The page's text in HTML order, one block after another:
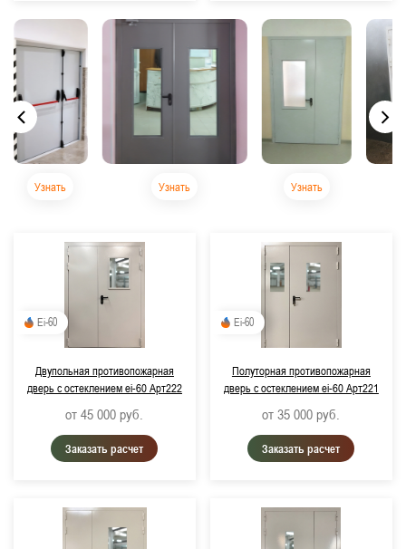
Узнать Узнать Узнать
Ei-60
Двупольная противопожарная
дверь с остеклением ei-60 Арт222
от 45 000 руб.
Заказать расчет
Ei-60
Полуторная противопожарная
дверь с остеклением ei-60 Арт221
от 35 000 руб.
Заказать расчет